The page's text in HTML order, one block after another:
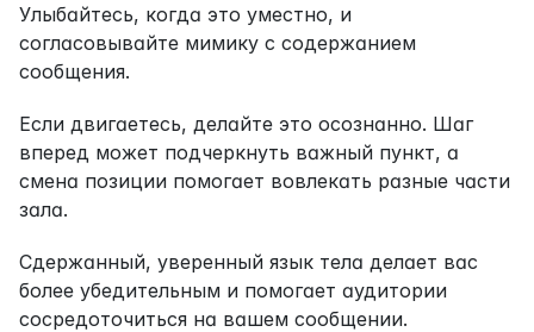
Улыбайтесь, когда это уместно, и
согласовывайте мимику с содержанием
сообщения.
Если двигаетесь, делайте это осознанно. Шаг
вперед может подчеркнуть важный пункт, а
смена позиции помогает вовлекать разные части
зала.
Сдержанный, уверенный язык тела делает вас
более убедительным и помогает аудитории
сосредоточиться на вашем сообщении.